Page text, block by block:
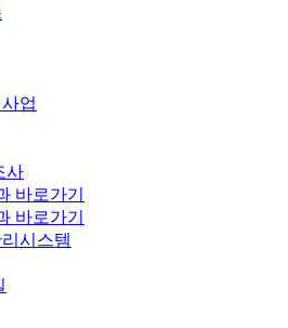
업
사
바로가기
바로가기
시스템